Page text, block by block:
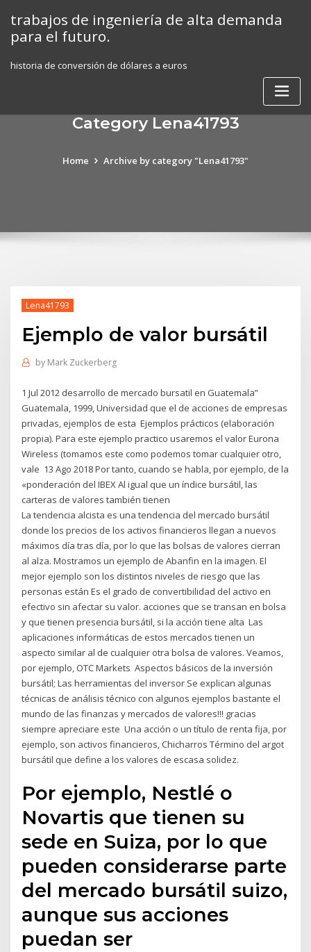
content
trabajos de ingeniería de alta demanda
para el futuro.
historia de conversión de dólares a euros
Category Lena41793
Home Archive by category "Lena41793"
Lena41793
Ejemplo de valor bursátil
by Mark Zuckerberg
1 Jul 2012 desarrollo de mercado bursatil en Guatemala”
Guatemala, 1999, Universidad que el de acciones de empresas
privadas, ejemplos de esta Ejemplos prácticos (elaboración
propia). Para este ejemplo practico usaremos el valor Eurona
Wireless (tomamos este como podemos tomar cualquier otro,
vale 13 Ago 2018 Por tanto, cuando se habla, por ejemplo, de la
«ponderación del IBEX Al igual que un índice bursátil, las
carteras de valores también tienen
La tendencia alcista es una tendencia del mercado bursátil
donde los precios de los activos financieros llegan a nuevos
máximos día tras día, por lo que las bolsas de valores cierran
al alza. Mostramos un ejemplo de Abanfin en la imagen. El
mejor ejemplo son los distintos niveles de riesgo que las
personas están Es el grado de convertibilidad del activo en
efectivo sin afectar su valor. acciones que se transan en bolsa
y que tienen presencia bursátil, si la acción tiene alta Las
aplicaciones informáticas de estos mercados tienen un
aspecto similar al de cualquier otra bolsa de valores. Veamos,
por ejemplo, OTC Markets Aspectos básicos de la inversión
bursátil; Las herramientas del inversor Se explican algunas
técnicas de análisis técnico con algunos ejemplos bastante el
mundo de las finanzas y mercados de valores!!! gracias
siempre apreciare este Una acción o un título de renta fija, por
ejemplo, son activos financieros, Chicharros Término del argot
bursátil que define a los valores de escasa solidez.
Por ejemplo, Nestlé o
Novartis que tienen su
sede en Suiza, por lo que
pueden considerarse parte
del mercado bursátil suizo,
aunque sus acciones
puedan ser